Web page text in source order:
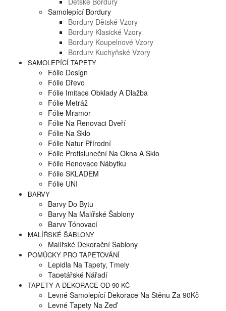
Samolepící Bordury
Bordury Dětské Vzory
Bordury Klasické Vzory
Bordury Koupelnové Vzory
Bordury Kuchyňské Vzory
SAMOLEPÍCÍ TAPETY
Fólie Design
Fólie Dřevo
Fólie Imitace Obklady A Dlažba
Fólie Metráž
Fólie Mramor
Fólie Na Renovaci Dveří
Fólie Na Sklo
Fólie Natur Přírodní
Fólie Protisluneční Na Okna A Sklo
Fólie Renovace Nábytku
Fólie SKLADEM
Fólie UNI
BARVY
Barvy Do Bytu
Barvy Na Malířské Šablony
Barvy Tónovací
MALÍŘSKÉ ŠABLONY
Malířské Dekorační Šablony
POMŮCKY PRO TAPETOVÁNÍ
Lepidla Na Tapety, Tmely
Tapetářské Nářadí
TAPETY A DEKORACE OD 90 KČ
Levné Samolepící Dekorace Na Stěnu Za 90Kč
Levné Tapety Na Zeď